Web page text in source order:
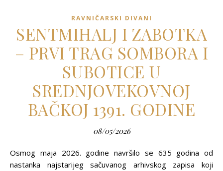
RAVNIČARSKI DIVANI
SENTMIHALJ I ZABOTKA
– PRVI TRAG SOMBORA I
SUBOTICE U
SREDNJOVEKOVNOJ
BAČKOJ 1391. GODINE
08/05/2026
Osmog maja 2026. godine navršilo se 635 godina od
nastanka najstarijeg sačuvanog arhivskog zapisa koji